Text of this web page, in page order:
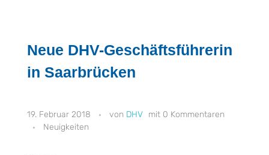
Neue DHV-Geschäftsführerin
in Saarbrücken
19. Februar 2018 DHV
0 Kommentaren
Neuigkeiten